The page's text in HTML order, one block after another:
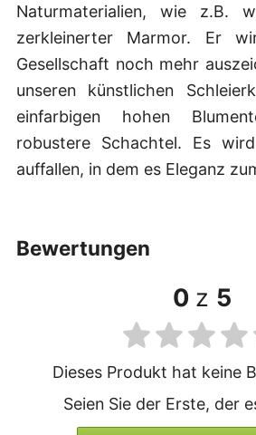
Naturmaterialien, wie z.B.
zerkleinerter Marmor. Er
Gesellschaft noch mehr
unseren künstlichen
einfarbigen hohen
robustere Schachtel. Es
auffallen, in dem es Eleganz
bewertungen
0 z 5
Dieses Produkt hat keine
Seien Sie der Erste, der